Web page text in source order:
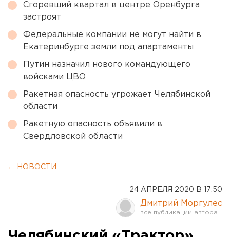
Сгоревший квартал в центре Оренбурга
застроят
Федеральные компании не могут найти в
Екатеринбурге земли под апартаменты
Путин назначил нового командующего
войсками ЦВО
Ракетная опасность угрожает Челябинской
области
Ракетную опасность объявили в
Свердловской области
← НОВОСТИ
24 АПРЕЛЯ 2020 В 17:50
Дмитрий Моргулес